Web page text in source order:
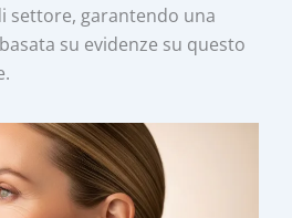
settore, garantendo una
su evidenze su questo